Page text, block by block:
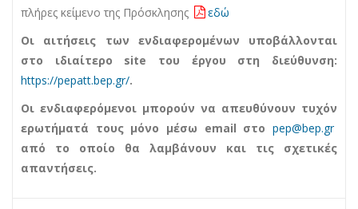
πλήρες κείμενο της Πρόσκλησης
εδώ
Οι αιτήσεις των ενδιαφερομένων υποβάλλονται
στο ιδιαίτερο site του έργου στη διεύθυνση:
https://pepatt.bep.gr/.
Οι ενδιαφερόμενοι μπορούν να απευθύνουν τυχόν
ερωτήματά τους μόνο μέσω email στοpep@bep.gr
από το οποίο θα λαμβάνουν και τις σχετικές
απαντήσεις.